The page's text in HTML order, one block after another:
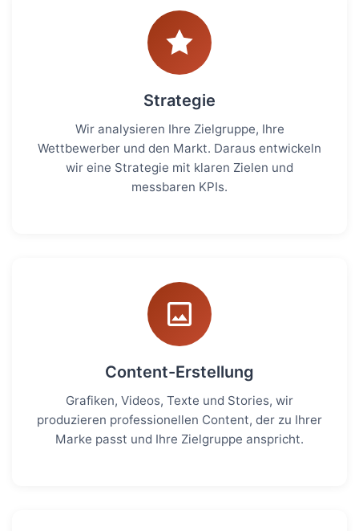
Strategie
Wir analysieren Ihre Zielgruppe, Ihre
Wettbewerber und den Markt. Daraus entwickeln
wir eine Strategie mit klaren Zielen und
messbaren KPIs.
Content-Erstellung
Grafiken, Videos, Texte und Stories, wir
produzieren professionellen Content, der zu Ihrer
Marke passt und Ihre Zielgruppe anspricht.